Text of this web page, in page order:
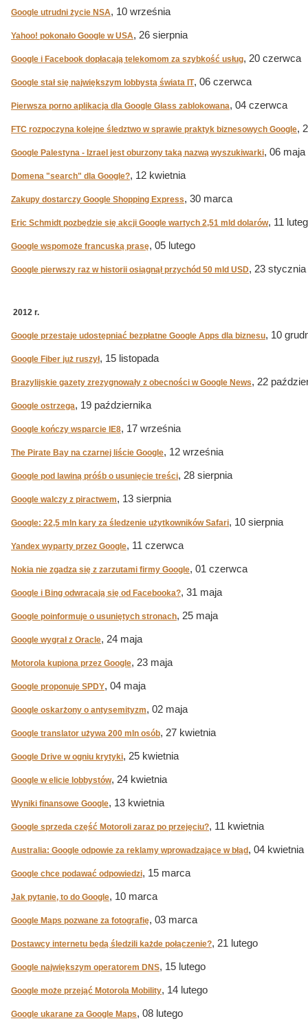
Google utrudni życie NSA, 10 września
Yahoo! pokonało Google w USA, 26 sierpnia
Google i Facebook dopłacają telekomom za szybkość usług, 20 czerwca
Google stał się największym lobbystą świata IT, 06 czerwca
Pierwsza porno aplikacja dla Google Glass zablokowana, 04 czerwca
FTC rozpoczyna kolejne śledztwo w sprawie praktyk biznesowych Google,
Google Palestyna - Izrael jest oburzony taką nazwą wyszukiwarki, 06 maja
Domena "search" dla Google?, 12 kwietnia
Zakupy dostarczy Google Shopping Express, 30 marca
Eric Schmidt pozbędzie się akcji Google wartych 2,51 mld dolarów, 11
Google wspomoże francuską prasę, 05 lutego
Google pierwszy raz w historii osiągnął przychód 50 mld USD, 23 stycznia
2012 r.
Google przestaje udostępniać bezpłatne Google Apps dla biznesu, 10
Google Fiber już ruszył, 15 listopada
Brazylijskie gazety zrezygnowały z obecności w Google News, 22
Google ostrzega, 19 października
Google kończy wsparcie IE8, 17 września
The Pirate Bay na czarnej liście Google, 12 września
Google pod lawiną próśb o usunięcie treści, 28 sierpnia
Google walczy z piractwem, 13 sierpnia
Google: 22,5 mln kary za śledzenie użytkowników Safari, 10 sierpnia
Yandex wyparty przez Google, 11 czerwca
Nokia nie zgadza się z zarzutami firmy Google, 01 czerwca
Google i Bing odwracają się od Facebooka?, 31 maja
Google poinformuje o usuniętych stronach, 25 maja
Google wygrał z Oracle, 24 maja
Motorola kupiona przez Google, 23 maja
Google proponuje SPDY, 04 maja
Google oskarżony o antysemityzm, 02 maja
Google translator używa 200 mln osób, 27 kwietnia
Google Drive w ogniu krytyki, 25 kwietnia
Google w elicie lobbystów, 24 kwietnia
Wyniki finansowe Google, 13 kwietnia
Google sprzeda część Motoroli zaraz po przejęciu?, 11 kwietnia
Australia: Google odpowie za reklamy wprowadzające w błąd , 04 kwietnia
Google chce podawać odpowiedzi, 15 marca
Jak pytanie, to do Google, 10 marca
Google Maps pozwane za fotografię, 03 marca
Dostawcy internetu będą śledzili każde połączenie?, 21 lutego
Google największym operatorem DNS, 15 lutego
Google może przejąć Motorola Mobility, 14 lutego
Google ukarane za Google Maps, 08 lutego